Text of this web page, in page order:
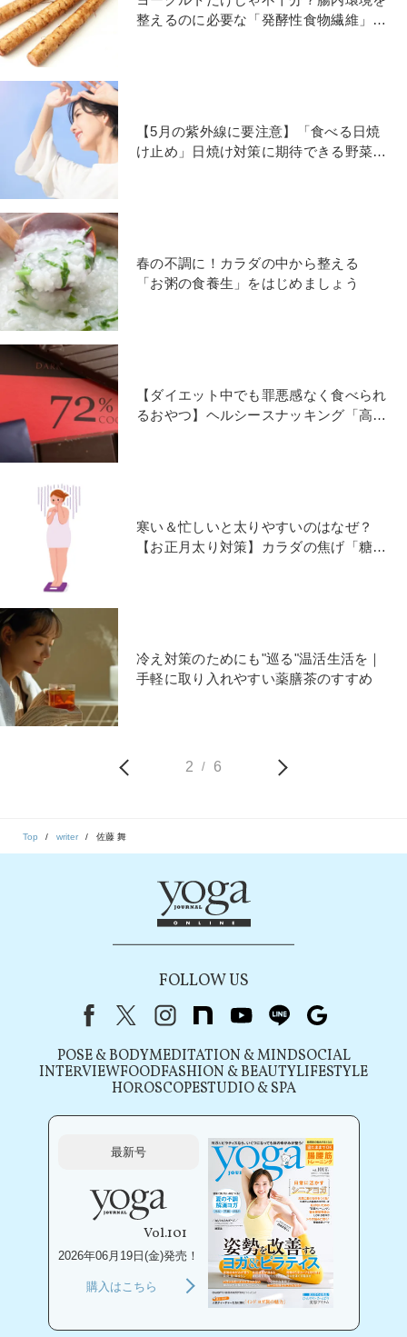
整えるのに必要な「発酵性食物繊維」と
【5月の紫外線に要注意】「食べる日焼
け止め」日焼け対策に期待できる野菜と
春の不調に！カラダの中から整える
「お粥の食養生」をはじめましょう
【ダイエット中でも罪悪感なく食べられ
るおやつ】ヘルシースナッキング「高カ
寒い＆忙しいと太りやすいのはなぜ？
【お正月太り対策】カラダの焦げ「糖
冷え対策のためにも"巡る"温活生活を｜
手軽に取り入れやすい薬膳茶のすすめ
2 / 6
Top writer 佐藤 舞
FOLLOW US
FacebookX（旧Twitter）
instagram
note youtubeline
POSE & BODYMEDITATION & MINDSOCIAL
INTERVIEWFOODFASHION & BEAUTYLIFESTYLE
HOROSCOPESTUDIO & SPA
最新号
Vol.101
2026年06月19日(金)発売！
購入はこちら